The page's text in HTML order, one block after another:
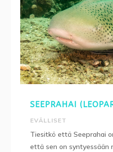
SEEPRAHAI
EVÄLLISET
Tiesitkö että Seeprahai
että sen on syntyessään